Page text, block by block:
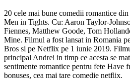
20 cele mai bune comedii romantice
Men in Tights. Cu: Aaron Taylor-
Fiennes, Matthew Goode, Tom
Mine. Filmul a fost lansat in Romania
Bros si pe Netflix pe 1 iunie 2019.
principal Andrei in timp ce acesta se
sentimente romantice pentru fete Have
bonuses, cea mai tare comedie netflix.